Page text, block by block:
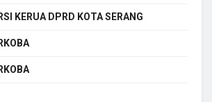
KERUA DPRD KOTA SERANG